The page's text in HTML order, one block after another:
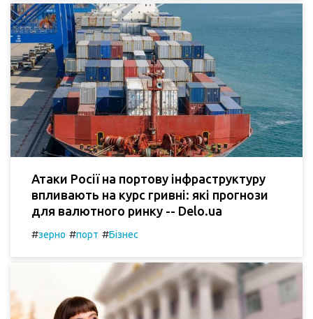
Атаки Росії на портову інфраструктуру
впливають на курс гривні: які прогнози
для валютного ринку -- Delo.ua
#зерно #порт #Бізнес